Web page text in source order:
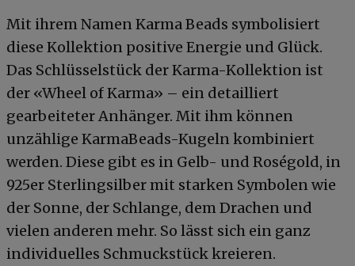
Mit ihrem Namen Karma Beads symbolisiert
diese Kollektion positive Energie und Glück.
Das Schlüsselstück der Karma-Kollektion ist
der «Wheel of Karma» – ein detailliert
gearbeiteter Anhänger. Mit ihm können
unzählige KarmaBeads-Kugeln kombiniert
werden. Diese gibt es in Gelb- und Roségold, in
925er Sterlingsilber mit starken Symbolen wie
der Sonne, der Schlange, dem Drachen und
vielen anderen mehr. So lässt sich ein ganz
individuelles Schmuckstück kreieren.